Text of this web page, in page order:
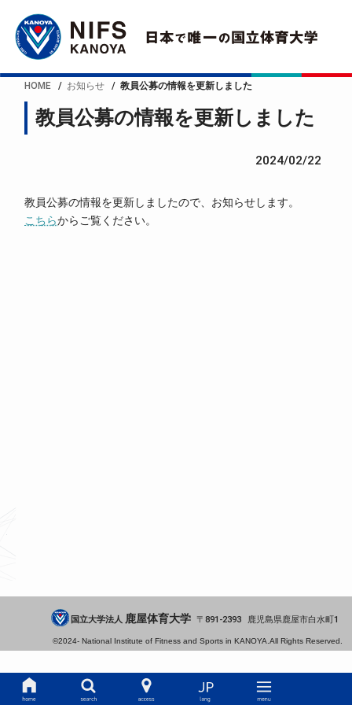
HOME お知らせ 教員公募の情報を更新しました
教員公募の情報を更新しました
2024/02/22
教員公募の情報を更新しましたので、お知らせします。
こちらからご覧ください。
国立大学法人 鹿屋体育大学 891-2393 鹿児島県鹿屋市白水町1
©2024- National Institute of Fitness and Sports in KANOYA.All Rights Reserved.